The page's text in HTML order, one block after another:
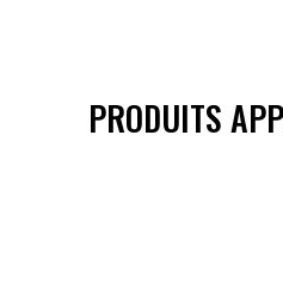
PRODUITS